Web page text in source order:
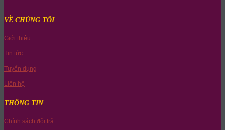
VỀ CHÚNG TÔI
Giới thiệu
Tin tức
Tuyển dụng
Liên hệ
THÔNG TIN
Chính sách đổi trả